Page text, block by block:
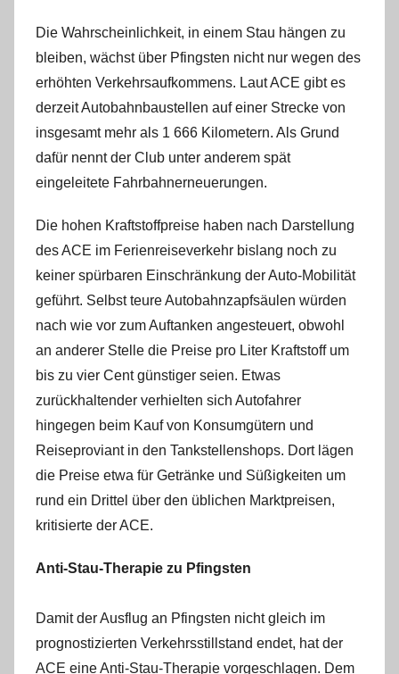
Die Wahrscheinlichkeit, in einem Stau hängen zu
bleiben, wächst über Pfingsten nicht nur wegen des
erhöhten Verkehrsaufkommens. Laut ACE gibt es
derzeit Autobahnbaustellen auf einer Strecke von
insgesamt mehr als 1 666 Kilometern. Als Grund
dafür nennt der Club unter anderem spät
eingeleitete Fahrbahnerneuerungen.
Die hohen Kraftstoffpreise haben nach Darstellung
des ACE im Ferienreiseverkehr bislang noch zu
keiner spürbaren Einschränkung der Auto-Mobilität
geführt. Selbst teure Autobahnzapfsäulen würden
nach wie vor zum Auftanken angesteuert, obwohl
an anderer Stelle die Preise pro Liter Kraftstoff um
bis zu vier Cent günstiger seien. Etwas
zurückhaltender verhielten sich Autofahrer
hingegen beim Kauf von Konsumgütern und
Reiseproviant in den Tankstellenshops. Dort lägen
die Preise etwa für Getränke und Süßigkeiten um
rund ein Drittel über den üblichen Marktpreisen,
kritisierte der ACE.
Anti-Stau-Therapie zu Pfingsten
Damit der Ausflug an Pfingsten nicht gleich im
prognostizierten Verkehrsstillstand endet, hat der
ACE eine Anti-Stau-Therapie vorgeschlagen. Dem